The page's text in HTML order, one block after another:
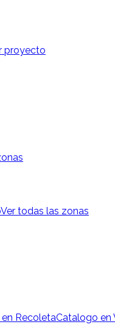
proyecto
Ver todas las zonas
RecoletaCatalogo en